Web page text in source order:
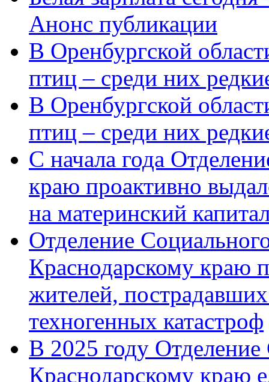
Анонс публикации
В Оренбургской
птиц – среди них
В Оренбургской
птиц – среди них
С начала года
краю проактивно
на материнский
Отделение
Краснодарскому краю
жителей,
техногенных катастроф
В 2025 году
Краснодарскому краю